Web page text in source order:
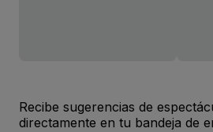
Recibe sugerencias de
directamente en tu bandeja de